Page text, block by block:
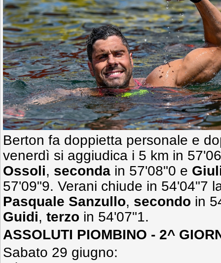
Berton fa doppietta personale e
venerdì si aggiudica i 5 km in
Ossoli, seconda in 57'08"0 e
57'09"9. Verani chiude in 54'04"7
Pasquale Sanzullo, secondo in
Guidi, terzo in 54'07"1.
ASSOLUTI PIOMBINO - 2^
Sabato 29 giugno: